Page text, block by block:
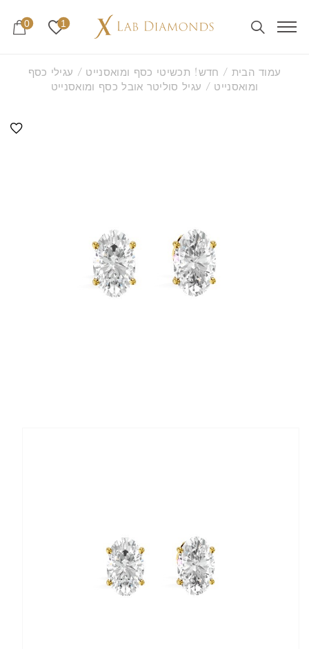
1
0
עמוד הבית / חדש! תכשיטי כסף ומואסנייט / עגילי כסף
ומואסנייט / עגיל סוליטר אובל כסף ומואסנייט